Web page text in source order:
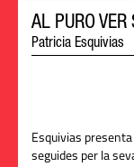
AL PURO VER
Patricia Esquivias
Esquivias
seguides per la